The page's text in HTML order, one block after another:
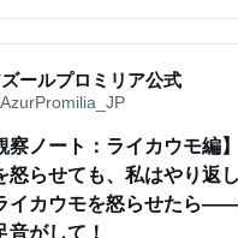
ールプロミリア公式
察ノート：ライカウモ編】
怒らせても、私はやり返
イカウモを怒らせたら
音がして！